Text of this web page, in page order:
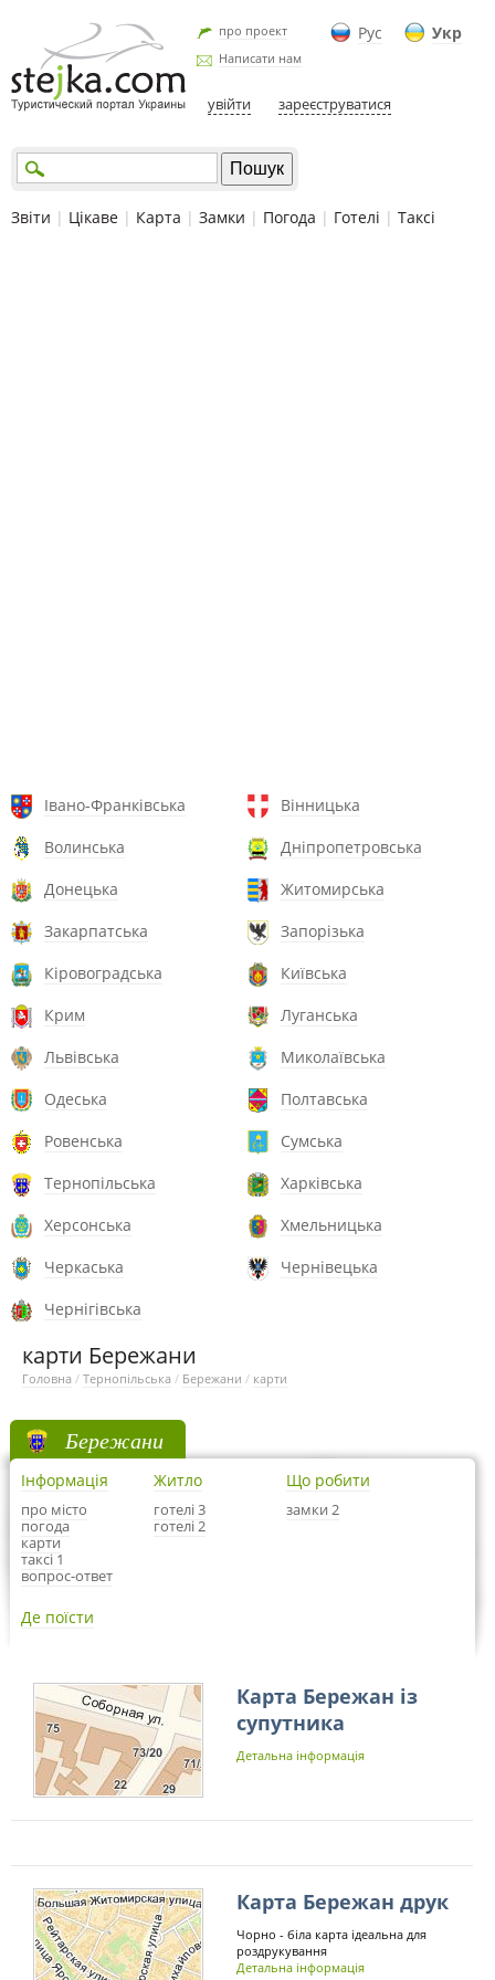
Рус Укр
про проект
Написати нам
увійти зареєструватися
Звіти | Цікаве | Карта | Замки | Погода | Готелі | Таксі
Івано-Франківська
Вінницька
Волинська
Дніпропетровська
Донецька
Житомирська
Закарпатська
Запорізька
Кіровоградська
Київська
Крим
Луганська
Львівська
Миколаївська
Одеська
Полтавська
Ровенська
Сумська
Тернопільська
Харківська
Херсонська
Хмельницька
Черкаська
Чернівецька
Чернігівська
карти Бережани
Головна / Тернопільська / Бережани / карти
Бережани
Інформація
про місто
погода
карти
таксі 1
вопрос-ответ
Житло
готелі 3
готелі 2
Що робити
замки 2
Де поїсти
Карта Бережан із
супутника
Детальна інформація
Карта Бережан друк
Чорно - біла карта ідеальна для
роздрукування
Детальна інформація